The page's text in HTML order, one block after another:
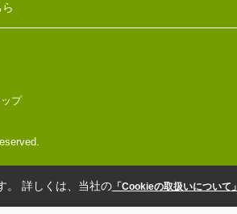
プ
。 詳しくは、当社の「Cookieの取扱いについて」